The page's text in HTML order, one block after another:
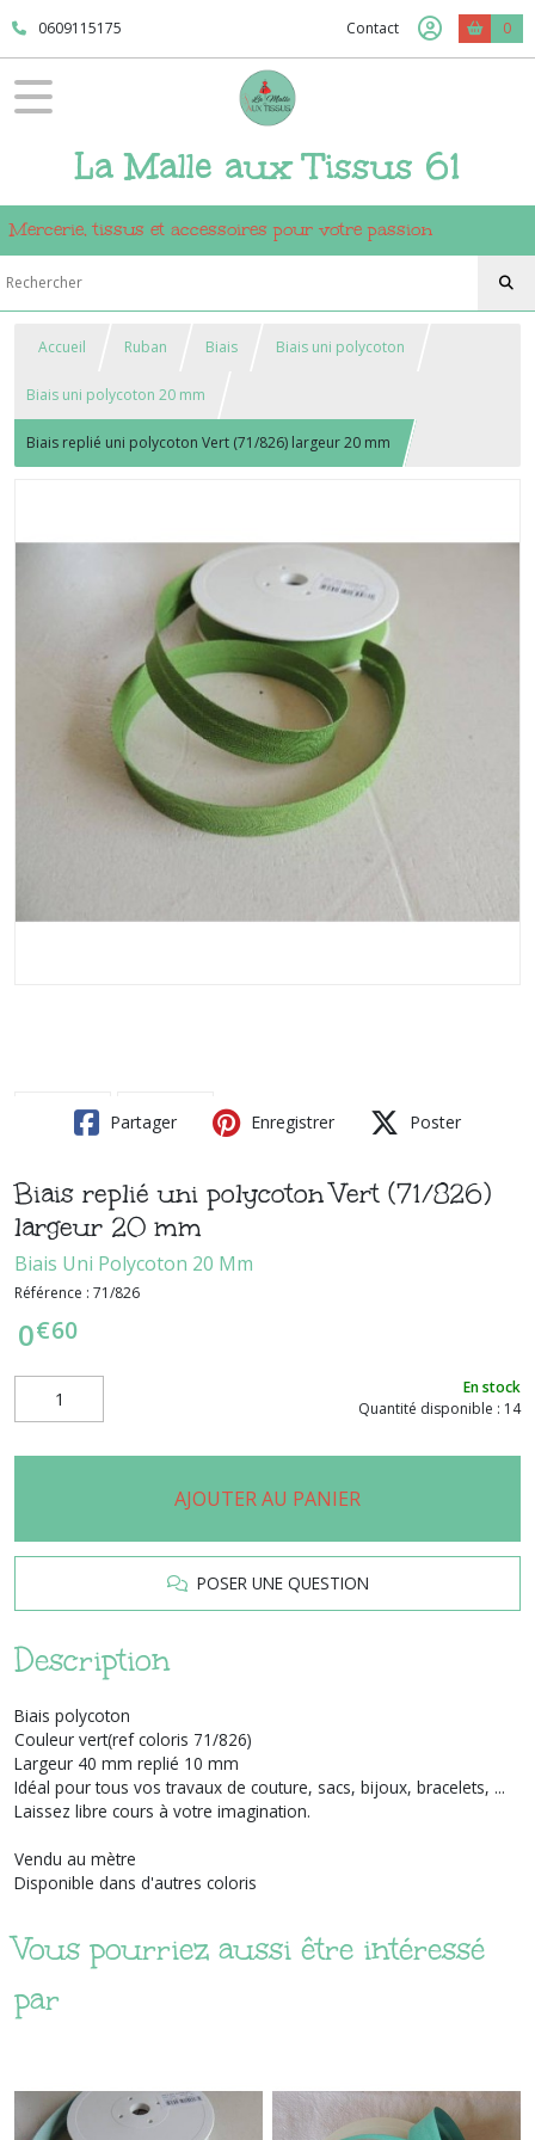
0609115175 Contact 0
La Malle aux Tissus 61
Mercerie, tissus et accessoires pour votre passion
Accueil Ruban Biais Biais uni polycoton
Biais uni polycoton 20 mm
Biais replié uni polycoton Vert (71/826) largeur 20 mm
Partager Enregistrer Poster
Biais replié uni polycoton Vert (71/826)
largeur 20 mm
Biais Uni Polycoton 20 Mm
Référence : 71/826
0€60
En stock
Quantité disponible : 14
AJOUTER AU PANIER
POSER UNE QUESTION
Description
Biais polycoton
Couleur vert(ref coloris 71/826)
Largeur 40 mm replié 10 mm
Idéal pour tous vos travaux de couture, sacs, bijoux, bracelets, ...
Laissez libre cours à votre imagination.
Vendu au mètre
Disponible dans d'autres coloris
Vous pourriez aussi être intéressé
par